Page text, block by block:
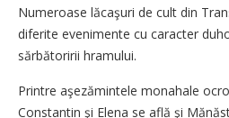
Numeroase lăcaşuri de cult din
diferite evenimente cu caracter
sărbătoririi hramului.
Printre aşezămintele monahale
Constantin şi Elena se află şi